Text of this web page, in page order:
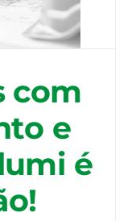
com
e
é